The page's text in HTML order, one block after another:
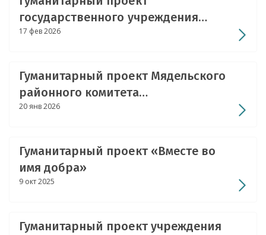
государственного учреждения
образования «Нарочская средняя
Минской области «Озёрная
летопись»
17 фев 2026
Гуманитарный проект Мядельского
районного комитета
общественного объединения
союз молодежи» ищет спонсоров
20 янв 2026
Гуманитарный проект «Вместе во
имя добра»
9 окт 2025
Гуманитарный проект учреждения